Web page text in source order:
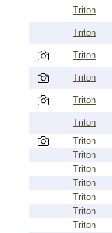
Triton
Triton
Triton
Triton
Triton
Triton
Triton
Triton
Triton
Triton
Triton
Triton
Triton